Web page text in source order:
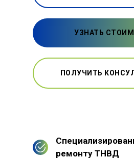
УЗНАТЬ
ПОЛУЧИТЬ
ремонту ТНВД